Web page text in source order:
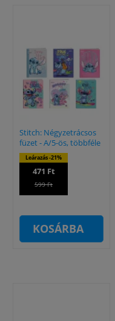
Stitch: Négyzetrácsos
füzet - A/5-ös, többféle
Leárazás -21%
471 Ft
599 Ft
KOSÁRBA